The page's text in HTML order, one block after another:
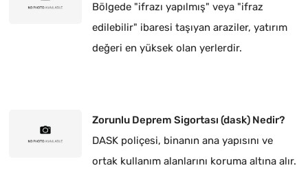
Bölgede "ifrazı yapılmış" veya "ifraz
edilebilir" ibaresi taşıyan araziler, yatırım
değeri en yüksek olan yerlerdir.
Zorunlu Deprem Sigortası (dask) Nedir?
DASK poliçesi, binanın ana yapısını ve
ortak kullanım alanlarını koruma altına alır.